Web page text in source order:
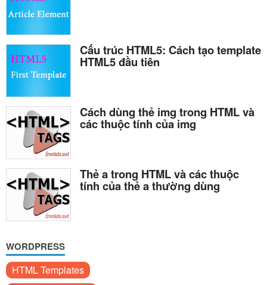
Cấu trúc HTML5: Cách tạo template
HTML5 đầu tiên
Cách dùng thẻ img trong HTML và
các thuộc tính của img
Thẻ a trong HTML và các thuộc
tính của thẻ a thường dùng
WORDPRESS
HTML Templates